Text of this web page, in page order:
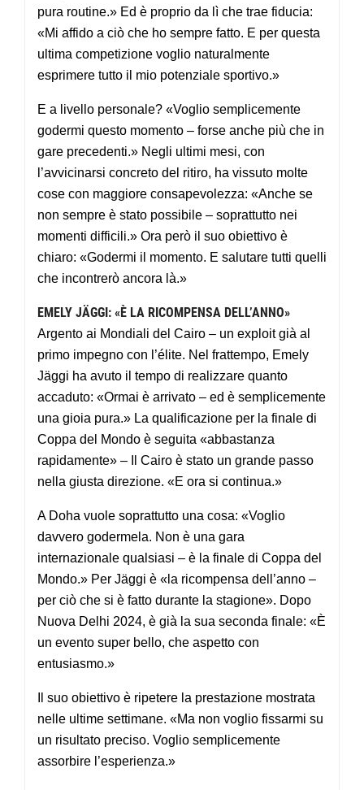
pura routine.» Ed è proprio da lì che trae fiducia:
«Mi affido a ciò che ho sempre fatto. E per questa
ultima competizione voglio naturalmente
esprimere tutto il mio potenziale sportivo.»
E a livello personale? «Voglio semplicemente
godermi questo momento – forse anche più che in
gare precedenti.» Negli ultimi mesi, con
l’avvicinarsi concreto del ritiro, ha vissuto molte
cose con maggiore consapevolezza: «Anche se
non sempre è stato possibile – soprattutto nei
momenti difficili.» Ora però il suo obiettivo è
chiaro: «Godermi il momento. E salutare tutti quelli
che incontrerò ancora là.»
EMELY JÄGGI: «È LA RICOMPENSA DELL’ANNO»
Argento ai Mondiali del Cairo – un exploit già al
primo impegno con l’élite. Nel frattempo, Emely
Jäggi ha avuto il tempo di realizzare quanto
accaduto: «Ormai è arrivato – ed è semplicemente
una gioia pura.» La qualificazione per la finale di
Coppa del Mondo è seguita «abbastanza
rapidamente» – Il Cairo è stato un grande passo
nella giusta direzione. «E ora si continua.»
A Doha vuole soprattutto una cosa: «Voglio
davvero godermela. Non è una gara
internazionale qualsiasi – è la finale di Coppa del
Mondo.» Per Jäggi è «la ricompensa dell’anno –
per ciò che si è fatto durante la stagione». Dopo
Nuova Delhi 2024, è già la sua seconda finale: «È
un evento super bello, che aspetto con
entusiasmo.»
Il suo obiettivo è ripetere la prestazione mostrata
nelle ultime settimane. «Ma non voglio fissarmi su
un risultato preciso. Voglio semplicemente
assorbire l’esperienza.»